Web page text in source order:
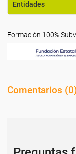
Entidades
Formación 100%
Comentarios (0)